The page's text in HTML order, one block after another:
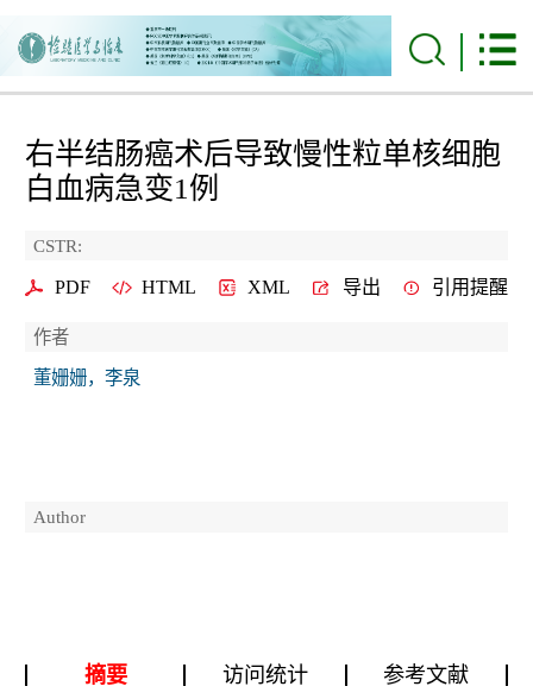
右半结肠癌术后导致慢性粒单核细胞
白血病急变1例
CSTR:
PDF HTML XML 导出 引用提醒
作者
董姗姗，李泉
Author
摘要 访问统计
参考文献